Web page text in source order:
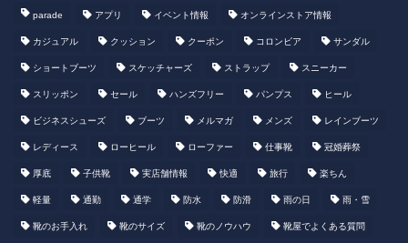
parade アプリ イベント情報 オンラインストア情報
カジュアル クッション クーポン コロンビア サンダル
ショートブーツ スケッチャーズ ストラップ スニーカー
スリッポン セール ハンズフリー パンプス ヒール
ビジネスシューズ ブーツ メルマガ メンズ レインブーツ
レディース ローヒール ローファー 仕事靴 冠婚葬祭
厚底 子供靴 実店舗情報 快適 旅行 楽ちん
軽量 通勤 通学 防水 防滑 雨の日 雨・雪
靴のお手入れ 靴のサイズ 靴のノウハウ 靴屋でよくある質問